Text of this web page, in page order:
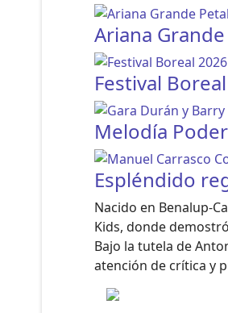
Ariana
Festival
Melodía
Espléndido
Nacido en Benalup-
Kids, donde
Bajo la tutela de
atención de crítica y